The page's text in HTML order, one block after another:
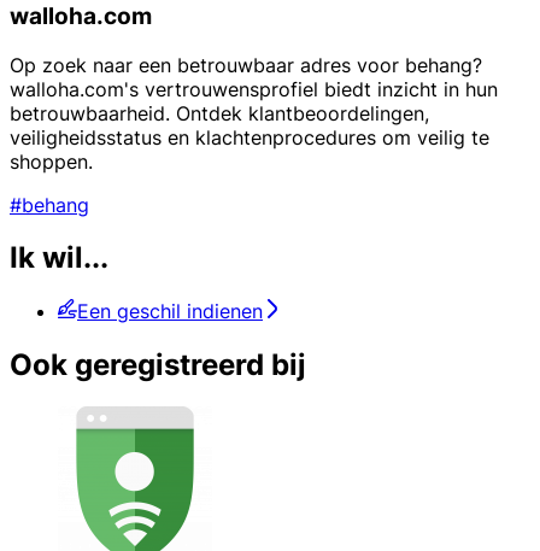
walloha.com
Op zoek naar een betrouwbaar adres voor behang?
walloha.com's vertrouwensprofiel biedt inzicht in hun
betrouwbaarheid. Ontdek klantbeoordelingen,
veiligheidsstatus en klachtenprocedures om veilig te
shoppen.
#behang
Ik wil...
Een geschil indienen
Ook geregistreerd bij